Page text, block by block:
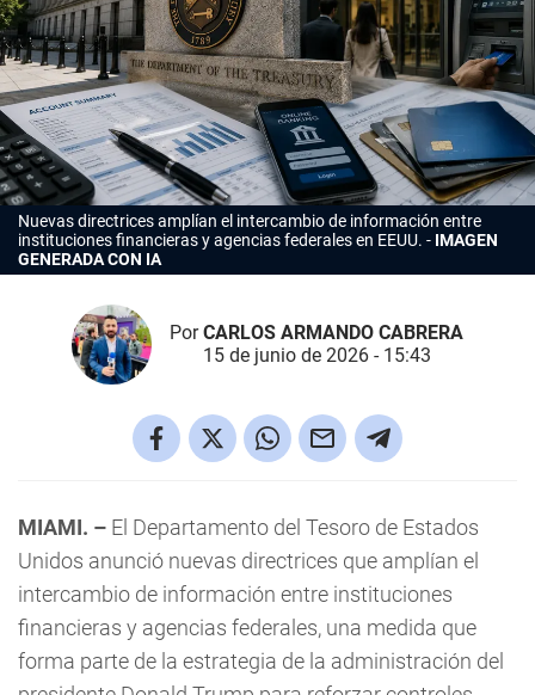
Nuevas directrices amplían el intercambio de información entre
instituciones financieras y agencias federales en EEUU.
IMAGEN
GENERADA CON IA
PorCARLOS ARMANDO CABRERA
15 de junio de 2026 - 15:43
MIAMI. – El Departamento del Tesoro de Estados
Unidos anunció nuevas directrices que amplían el
intercambio de información entre instituciones
financieras y agencias federales, una medida que
forma parte de la estrategia de la administración del